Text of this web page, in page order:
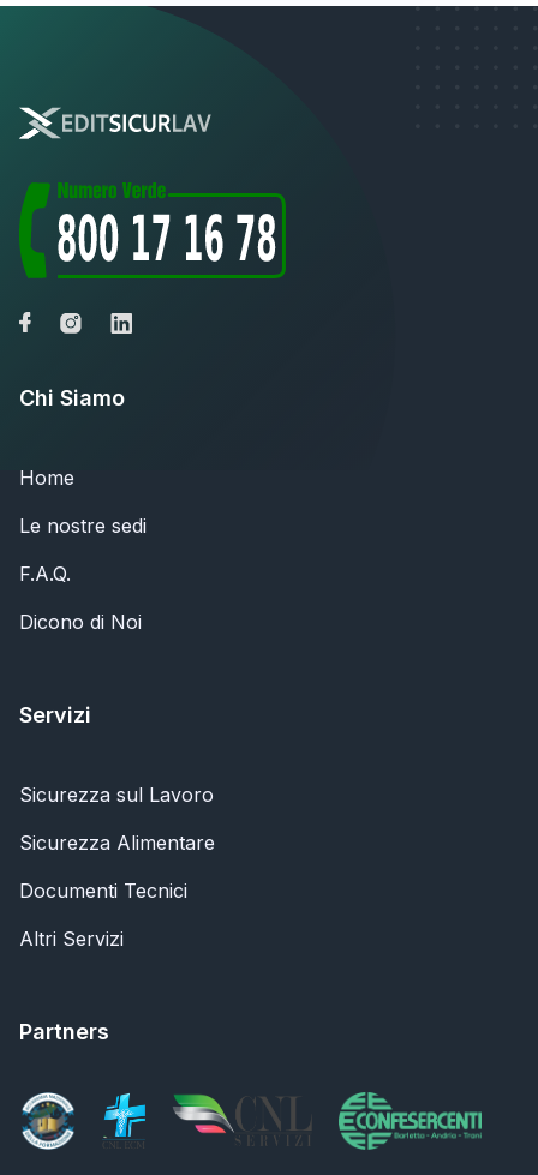
Chi Siamo
Home
Le nostre sedi
F.A.Q.
Dicono di Noi
Servizi
Sicurezza sul Lavoro
Sicurezza Alimentare
Documenti Tecnici
Altri Servizi
Partners